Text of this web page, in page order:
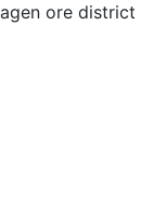
ore district